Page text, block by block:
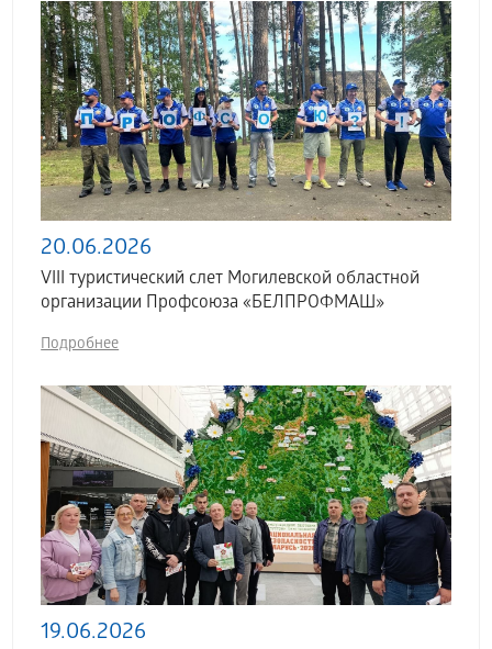
20.06.2026
VIII туристический слет Могилевской областной
организации Профсоюза «БЕЛПРОФМАШ»
Подробнее
19.06.2026